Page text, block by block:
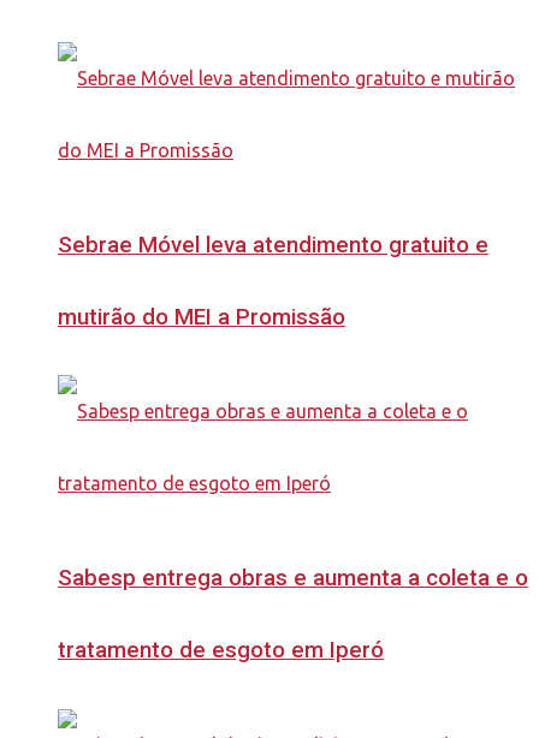
Sebrae Móvel leva atendimento gratuito e
mutirão do MEI a Promissão
Sabesp entrega obras e aumenta a coleta e o
tratamento de esgoto em Iperó